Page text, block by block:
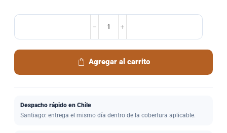
Agregar al carrito
Despacho rápido en Chile
Santiago: entrega el mismo día dentro de la cobertura aplicable.